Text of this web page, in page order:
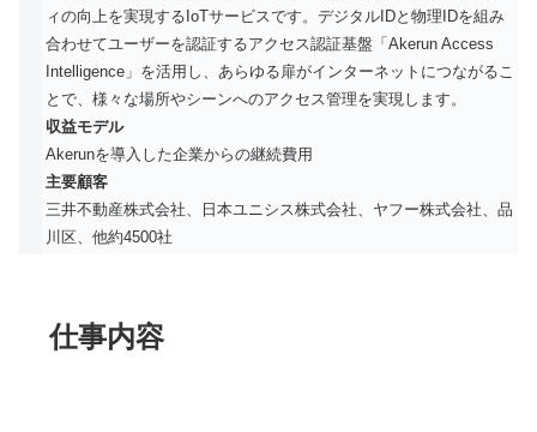
ィの向上を実現するIoTサービスです。デジタルIDと物理IDを組み
合わせてユーザーを認証するアクセス認証基盤「Akerun Access
Intelligence」を活用し、あらゆる扉がインターネットにつながるこ
とで、様々な場所やシーンへのアクセス管理を実現します。
収益モデル
Akerunを導入した企業からの継続費用
主要顧客
三井不動産株式会社、日本ユニシス株式会社、ヤフー株式会社、品
川区、他約4500社
仕事内容